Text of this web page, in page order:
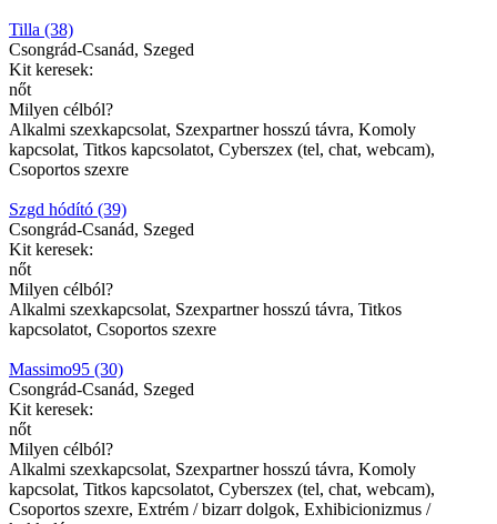
Tilla (38)
Csongrád-Csanád, Szeged
Kit keresek:
nőt
Milyen célból?
Alkalmi szexkapcsolat, Szexpartner hosszú távra, Komoly
kapcsolat, Titkos kapcsolatot, Cyberszex (tel, chat, webcam),
Csoportos szexre
Szgd hódító (39)
Csongrád-Csanád, Szeged
Kit keresek:
nőt
Milyen célból?
Alkalmi szexkapcsolat, Szexpartner hosszú távra, Titkos
kapcsolatot, Csoportos szexre
Massimo95 (30)
Csongrád-Csanád, Szeged
Kit keresek:
nőt
Milyen célból?
Alkalmi szexkapcsolat, Szexpartner hosszú távra, Komoly
kapcsolat, Titkos kapcsolatot, Cyberszex (tel, chat, webcam),
Csoportos szexre, Extrém / bizarr dolgok, Exhibicionizmus /